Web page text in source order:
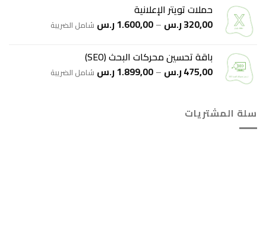
خلال
حملات تويتر الإعلانية
320,00ر.س –
1.600,00ر.س نطاق
من
خلال
شامل الضريبة
باقة تحسين محركات البحث (SEO)
475,00ر.س –
1.899,00ر.س نطاق
شامل الضريبة
سلة المشتريات